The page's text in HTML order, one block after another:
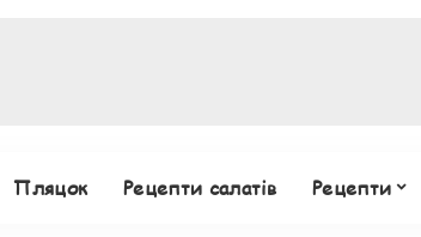
Пляцок Рецепти салатів Рецепти